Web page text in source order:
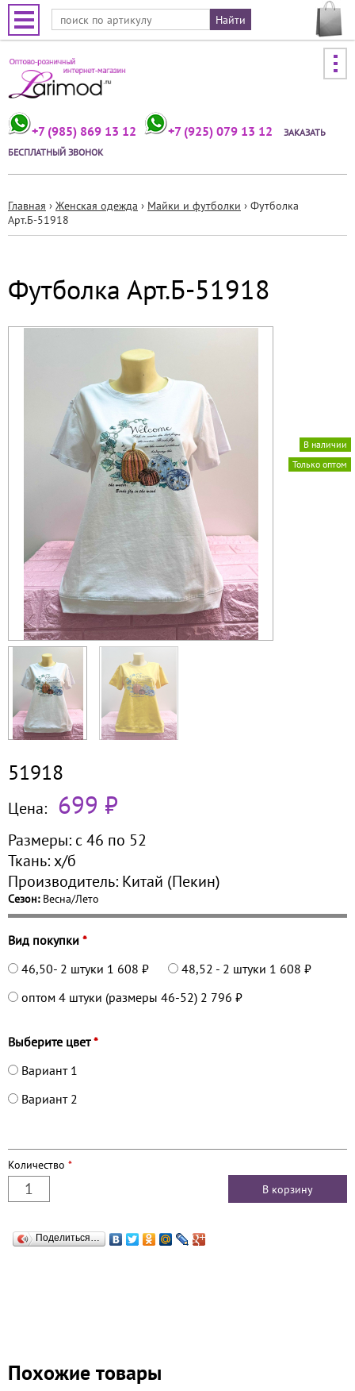
Jump to navigation
+7 (985) 869 13 12 +7 (925) 079 13 12
ЗАКАЗАТЬ
БЕСПЛАТНЫЙ ЗВОНОК
Вы
Главная › Женская одежда › Майки и футболки › Футболка
Арт.Б-51918
Футболка Арт.Б-51918
Только оптом
В наличии
51918
Цена: 699 ₽
Размеры: с 46 по 52
Ткань:х/б
Производитель: Китай (Пекин)
Сезон: Весна/Лето
Вид покупки *
46,50- 2 штуки 1 608 ₽ 48,52 - 2 штуки 1 608 ₽
оптом 4 штуки (размеры 46-52) 2 796 ₽
Выберите цвет*
Вариант 1
Вариант 2
Количество *
Поделиться…
Похожие товары